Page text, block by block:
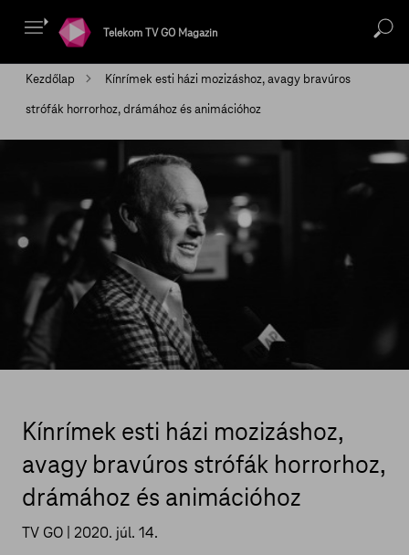
Telekom TV GO Magazin
Kezdőlap
Kínrímek esti házi mozizáshoz, avagy bravúros
strófák horrorhoz, drámához és animációhoz
Kínrímek esti házi mozizáshoz,
avagy bravúros strófák horrorhoz,
drámához és animációhoz
TV GO | 2020. júl. 14.